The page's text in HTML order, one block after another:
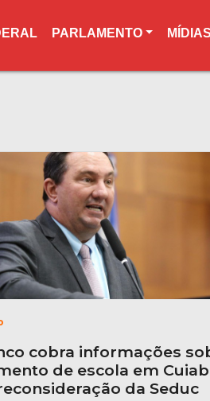
PARLAMENTO MÍDIAS
cobra informações
de escola em
da Seduc